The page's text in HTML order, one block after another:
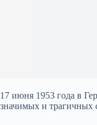
17 июня 1953 года в
значимых и трагичных